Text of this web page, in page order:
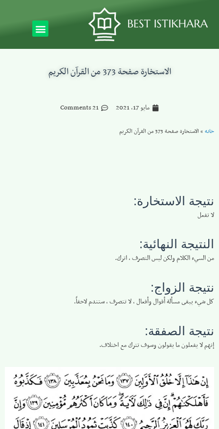
الاستخارة صفحة 373 من القرآن الكريم
مايو 17, 2021 21 Comments
خانه » الاستخارة صفحة 373 من القرآن الكريم
نتيجة الاستخارة:
لا تفعل
النتيجة النهائية:
من السيء الكلام ولكن ليس التصرف ، اترك.
نتيجة الزواج:
كل شيء يبقى مسألة أقوال وأفعال ، لا تتصرف ، ستندم لاحقاً.
نتيجة الصفقة:
إنهم لا يفعلون ما يقولون وسوف تترك مع اختلاف.